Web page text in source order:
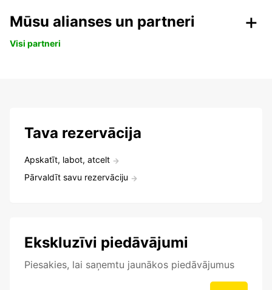
Mūsu alianses un partneri
Visi partneri
Tava rezervācija
Apskatīt, labot, atcelt
Pārvaldīt savu rezervāciju
Ekskluzīvi piedāvājumi
Piesakies, lai saņemtu jaunākos piedāvājumus